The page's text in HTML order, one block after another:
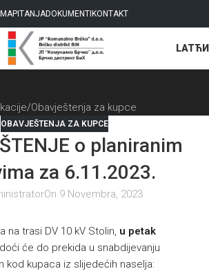
PITANJADOKUMENTI KONTAKT
LAT
Obavještenja za kupce
OBAVJEŠTENJA ZA KUPCE
o planiranim
za 6.11.2023.
On 9 Novembra, 2023
na trasi DV 10 kV Stolin, u petak
će do prekida u snabdijevanju
kod kupaca iz slijedećih naselja: